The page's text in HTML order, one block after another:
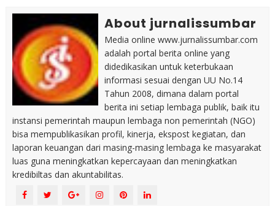
About jurnalissumbar
Media online www.jurnalissumbar.com
adalah portal berita online yang
didedikasikan untuk keterbukaan
informasi sesuai dengan UU No.14
Tahun 2008, dimana dalam portal
berita ini setiap lembaga publik, baik itu
instansi pemerintah maupun lembaga non pemerintah (NGO)
bisa mempublikasikan profil, kinerja, ekspost kegiatan, dan
laporan keuangan dari masing-masing lembaga ke masyarakat
luas guna meningkatkan kepercayaan dan meningkatkan
kredibiltas dan akuntabilitas.